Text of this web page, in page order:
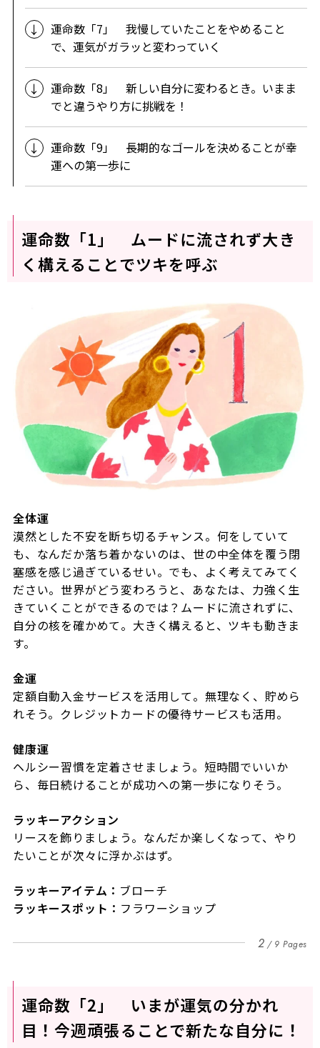
運命数「7」 我慢していたことをやめること
で、運気がガラッと変わっていく
運命数「8」 新しい自分に変わるとき。いまま
でと違うやり方に挑戦を！
運命数「9」 長期的なゴールを決めることが幸
運への第一歩に
運命数「1」 ムードに流されず大き
く構えることでツキを呼ぶ
全体運
漠然とした不安を断ち切るチャンス。何をしていて
も、なんだか落ち着かないのは、世の中全体を覆う閉
塞感を感じ過ぎているせい。でも、よく考えてみてく
ださい。世界がどう変わろうと、あなたは、力強く生
きていくことができるのでは？ムードに流されずに、
自分の核を確かめて。大きく構えると、ツキも動きま
す。
金運
定額自動入金サービスを活用して。無理なく、貯めら
れそう。クレジットカードの優待サービスも活用。
健康運
ヘルシー習慣を定着させましょう。短時間でいいか
ら、毎日続けることが成功への第一歩になりそう。
ラッキーアクション
リースを飾りましょう。なんだか楽しくなって、やり
たいことが次々に浮かぶはず。
ラッキーアイテム： ブローチ
ラッキースポット ： フラワーショップ
2 9 Pages
運命数「2」 いまが運気の分かれ
目！今週頑張ることで新たな自分に！